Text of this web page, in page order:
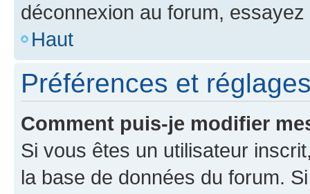
déconnexion au forum,
Haut
Préférences et
Comment puis-je modifier
Si vous êtes un utilisateur
la base de données du forum.